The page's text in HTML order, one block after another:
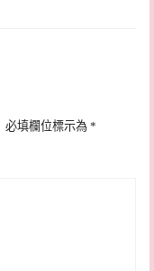
必填欄位標示為 *